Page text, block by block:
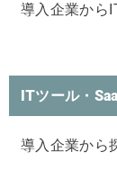
導入企業から
ITツール・
導入企業から